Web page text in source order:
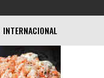
INTERNACIONAL